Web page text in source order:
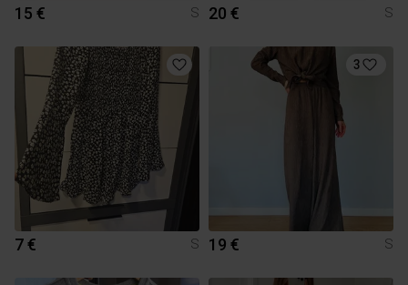
15 € S 20 € S
7 € S
3
19 € S